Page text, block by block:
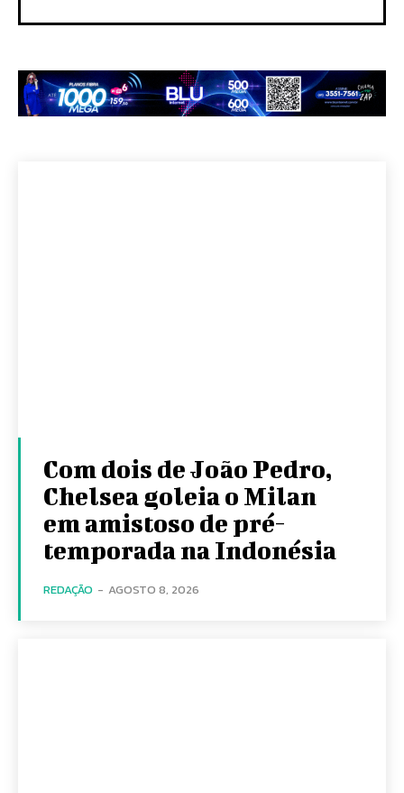
Com dois de João Pedro,
Chelsea goleia o Milan
em amistoso de pré-
temporada na Indonésia
REDAÇÃO - AGOSTO 8, 2026